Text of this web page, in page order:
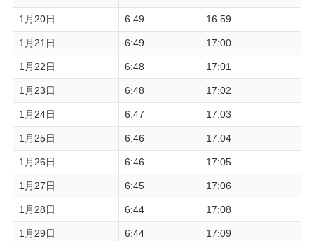
1月20日 6:49 16:59
1月21日 6:49 17:00
1月22日 6:48 17:01
1月23日 6:48 17:02
1月24日 6:47 17:03
1月25日 6:46 17:04
1月26日 6:46 17:05
1月27日 6:45 17:06
1月28日 6:44 17:08
1月29日 6:44 17:09